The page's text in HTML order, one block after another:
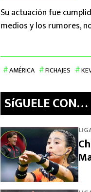
Su actuación fue
medios y los rumores,
AMÉRICA FICHAJES
SíGUELE CON…